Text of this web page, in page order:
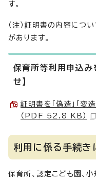
す。
（注）証明書の内容につ
があります。
保育所等利用申込み
せ】
証明書を「偽造」「変
（PDF 52.8 KB）
利用に係る手続き
保育所、認定こども園、